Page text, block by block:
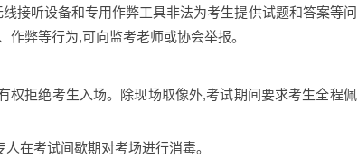
接听设备和专用作弊工具非法为考生提供试题和答案等问
弊等行为,可向监考老师或协会举报。
权拒绝考生入场。除现场取像外,考试期间要求考生全程佩
在考试间歇期对考场进行消毒。